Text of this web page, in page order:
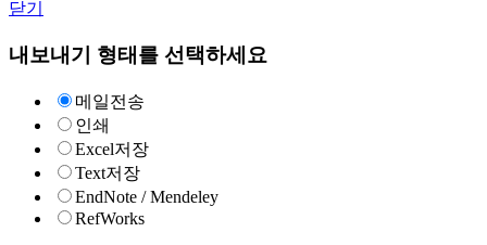
닫기
내보내기 형태를 선택하세요
메일전송
인쇄
Excel저장
Text저장
EndNote / Mendeley
RefWorks